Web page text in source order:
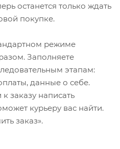
останется только ждать
покупке.
режиме
Заполняете
этапам:
данные о себе.
заказу написать
курьеру вас найти.
заказ».